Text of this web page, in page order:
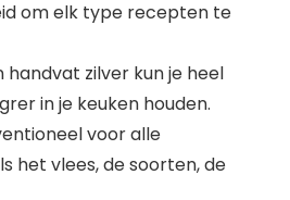
om elk type recepten te
handvat zilver kun je heel
in je keuken houden.
voor alle
het vlees, de soorten, de